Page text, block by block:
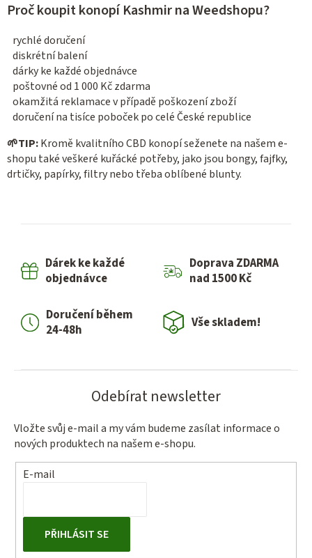
Proč koupit konopí Kashmir na Weedshopu?
rychlé doručení
diskrétní balení
dárky ke každé objednávce
poštovné od 1 000 Kč zdarma
okamžitá reklamace v případě poškození zboží
doručení na tisíce poboček po celé České republice
🌱TIP:Kromě kvalitního CBD konopí seženete na našem e-
shopu také veškeré kuřácké potřeby, jako jsou bongy, fajfky,
drtičky, papírky, filtry nebo třeba oblíbené blunty.
Dárek ke každé
objednávce
Doprava ZDARMA
nad 1500 Kč
Doručení během
24-48h
Vše skladem!
Odebírat newsletter
Vložte svůj e-mail a my vám budeme zasílat informace o
nových produktech na našem e-shopu.
E-mail
PŘIHLÁSIT SE